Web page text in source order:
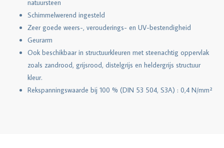
natuursteen
Schimmelwerend ingesteld
Zeer goede weers-, verouderings- en UV-bestendigheid
Geurarm
Ook beschikbaar in structuurkleuren met steenachtig oppervlak
zoals zandrood, grijsrood, distelgrijs en heldergrijs structuur
kleur.
Rekspanningswaarde bij 100 % (DIN 53 504, S3A) : 0,4 N/mm²